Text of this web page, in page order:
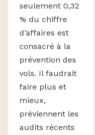
seulement 0,32
% du chiffre
d’affaires est
consacré à la
prévention des
vols. Il faudrait
faire plus et
mieux,
préviennent les
audits récents